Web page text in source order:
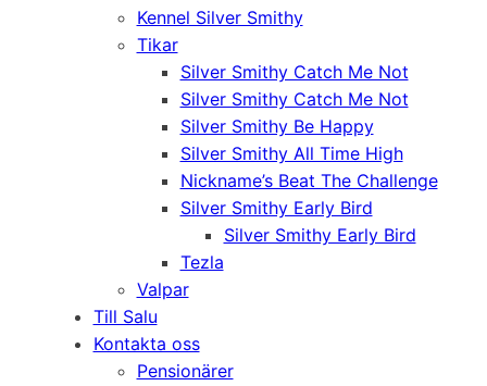
Kennel Silver Smithy
Tikar
Silver Smithy Catch Me Not
Silver Smithy Catch Me Not
Silver Smithy Be Happy
Silver Smithy All Time High
Nickname’s Beat The Challenge
Silver Smithy Early Bird
Silver Smithy Early Bird
Tezla
Valpar
Till Salu
Kontakta oss
Pensionärer